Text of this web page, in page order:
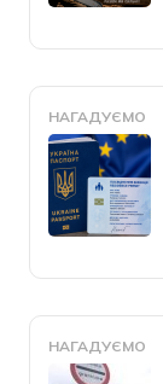
НАГАДУЄМО
НАГАДУЄМО